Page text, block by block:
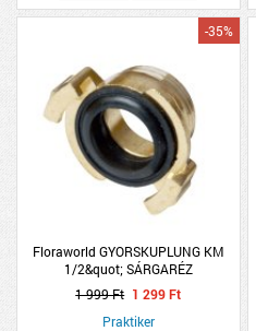
Floraworld GYORSKUPLUNG KM
1/2&quot; SÁRGARÉZ
-35%
1 999 Ft 1 299 Ft
Praktiker